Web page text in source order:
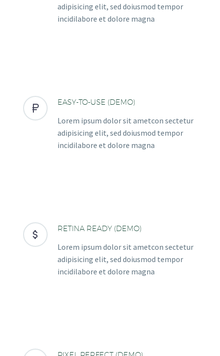
adipisicing elit, sed doiusmod tempor
incidilabore et dolore magna


EASY-TO-USE (DEMO)
Lorem ipsum dolor sit ametcon sectetur
adipisicing elit, sed doiusmod tempor
incidilabore et dolore magna


RETINA READY (DEMO)
Lorem ipsum dolor sit ametcon sectetur
adipisicing elit, sed doiusmod tempor
incidilabore et dolore magna